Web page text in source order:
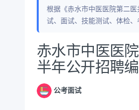
根据《赤水市中医医院第二
试、面试、技能测试、体检
公告正文
赤水市中医医
半年公开招聘
公考面试